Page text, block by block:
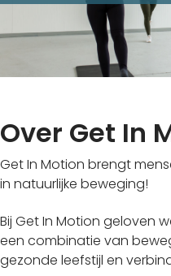
Over Get In
Get In Motion brengt
in natuurlijke beweging!
Bij Get In Motion geloven
een combinatie van
gezonde leefstijl en